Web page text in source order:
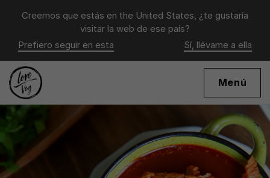
Creemos que estás en the United States, ¿te gustaría
visitar la web de ese país?
Prefiero seguir en esta
Sí, llévame a ella
Menú